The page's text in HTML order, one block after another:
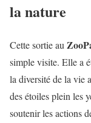
la nature
Cette sortie au
simple visite. Elle a
la diversité de la vie
des étoiles plein les
soutenir les actions